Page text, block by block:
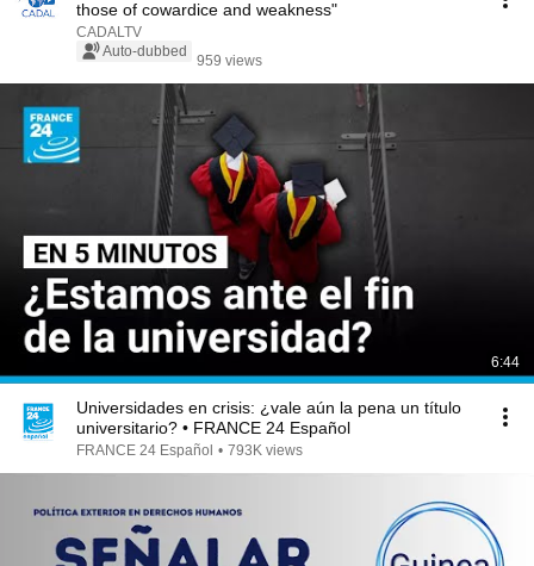
those of cowardice and weakness"
CADALTV
Auto-dubbed
959 views
6:44
Universidades en crisis: ¿vale aún la pena un título
universitario? • FRANCE 24 Español
FRANCE 24 Español • 793K views